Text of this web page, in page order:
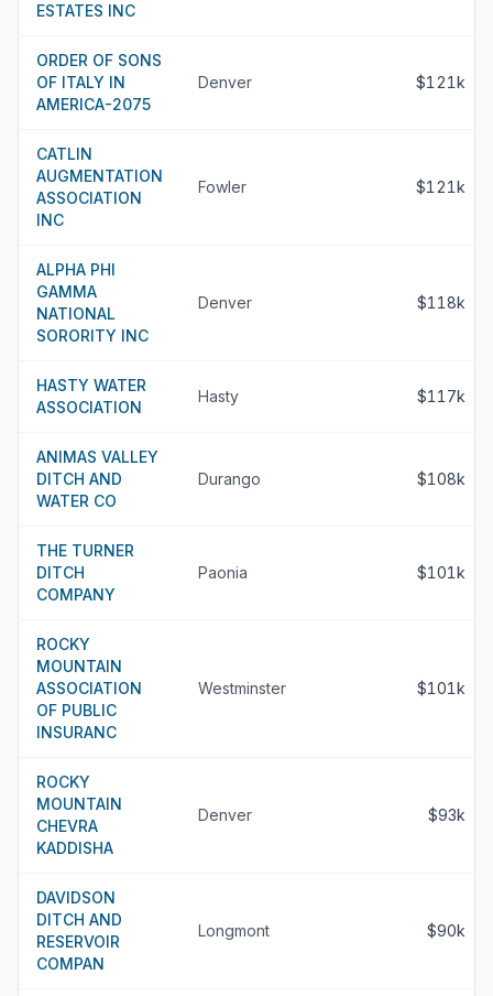
ESTATES INC
ORDER OF SONS
OF ITALY IN
AMERICA-2075
Denver $121k
CATLIN
AUGMENTATION
ASSOCIATION
INC
Fowler $121k
ALPHA PHI
GAMMA
NATIONAL
SORORITY INC
Denver $118k
HASTY WATER
ASSOCIATION
Hasty $117k
ANIMAS VALLEY
DITCH AND
WATER CO
Durango $108k
THE TURNER
DITCH
COMPANY
Paonia $101k
ROCKY
MOUNTAIN
ASSOCIATION
OF PUBLIC
INSURANC
Westminster $101k
ROCKY
MOUNTAIN
CHEVRA
KADDISHA
Denver $93k
DAVIDSON
DITCH AND
RESERVOIR
COMPAN
Longmont $90k